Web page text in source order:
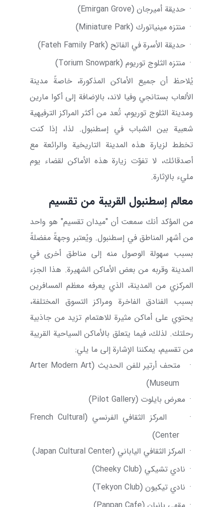
· حديقة أميرجان (Emirgan Grove
)
· منتزه مينياتورك (Miniature Park
)
· حديقة الأسرة في الفاتح (Fateh Family Park
)
· منتزه الثلوج توريوم (Torium Snowpark
)
يُلاحظ أن جميع الأماكن المذكورة، خاصةً مدينة
الألعاب بستانجي وفيا لاند، بالإضافة إلى أكوا مارين
ومدينة الثلوج توريوم، تُعد من أكثر المراكز الترفيهية
شعبية بين الشباب في إسطنبول. لذا، إذا كنت
تخطط لزيارة هذه المدينة التاريخية والرائعة مع
أصدقائك، لا تفوّت زيارة هذه الأماكن لقضاء يوم
مليء بالإثارة.
معالم إسطنبول القريبة من تقسيم
من المؤكد أنك سمعت أن "ميدان تقسيم" هو واحد
من أشهر المناطق في إسطنبول. ويُعتبر وجهةً مفضلةً
بسبب سهولة الوصول منه إلى مناطق أخرى في
المدينة وقربه من بعض الأماكن الشهيرة. هذا الجزء
المركزي من المدينة، الذي يعرفه معظم المسافرين
بسبب الفنادق الفاخرة ومراكز التسوق المختلفة،
يحتوي على أماكن مثيرة للاهتمام تزيد من جاذبية
رحلتك. لذلك، فيما يتعلق بالأماكن السياحية القريبة
من تقسيم، يمكننا الإشارة إلى ما يلي:
·
متحف أرتير للفن الحديث (Arter Modern Art
Museum
)
· معرض بايلوت (Pilot Gallery
)
·
المركز الثقافي الفرنسي (French Cultural
Center
)
· المركز الثقافي الياباني (Japan Cultural Center
)
· نادي تشيكي (Cheeky Club
)
· نادي تيكيون (Tekyon Club
)